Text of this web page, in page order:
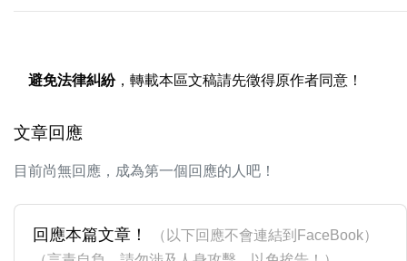
避免法律糾紛，轉載本區文稿請先徵得原作者同意！
文章回應
目前尚無回應，成為第一個回應的人吧！
回應本篇文章！
（以下回應不會連結到FaceBook）